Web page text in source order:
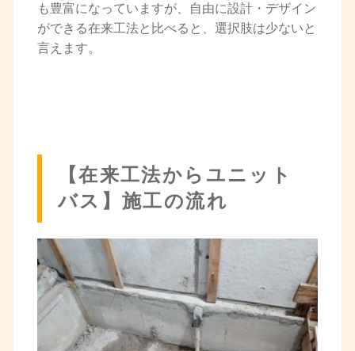
も豊富になっていますが、自由に設計・デザイン
ができる在来工法と比べると、選択肢は少ないと
言えます。
【在来工法からユニット
バス】施工の流れ